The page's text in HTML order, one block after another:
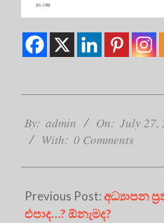
07-
27
By: admin On: July 27,
With: 0 Comments
Previous Post:අධ්‍යාපන
එපාද…? ඕනැමද?